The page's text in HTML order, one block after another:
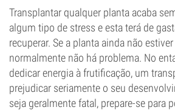
Transplantar qualquer planta acaba
algum tipo de stress e esta terá de
recuperar. Se a planta ainda não
normalmente não há problema. No
dedicar energia à frutificação, um
prejudicar seriamente o seu
seja geralmente fatal, prepare-se para